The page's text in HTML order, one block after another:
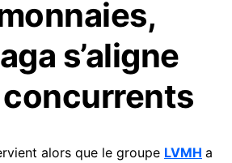
s’aligne
alors que le groupe LVMH a